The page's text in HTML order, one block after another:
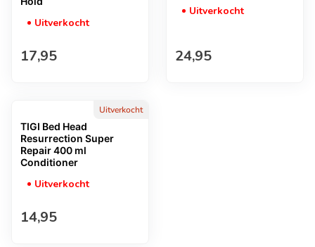
Uitverkocht
Normale prijs
17,95
Uitverkocht
Normale prijs
24,95
Uitverkocht
TIGI Bed Head
Resurrection Super
Repair 400 ml
Conditioner
Uitverkocht
Normale prijs
14,95